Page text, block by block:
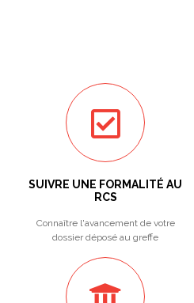
SUIVRE UNE FORMALITÉ AU
RCS
Connaître l'avancement de votre
dossier déposé au greffe